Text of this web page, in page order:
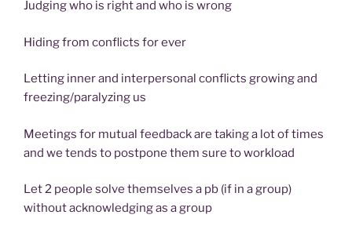
Judging who is right and who is wrong
Hiding from conflicts for ever
Letting inner and interpersonal conflicts growing and
freezing/paralyzing us
Meetings for mutual feedback are taking a lot of times
and we tends to postpone them sure to workload
Let 2 people solve themselves a pb (if in a group)
without acknowledging as a group